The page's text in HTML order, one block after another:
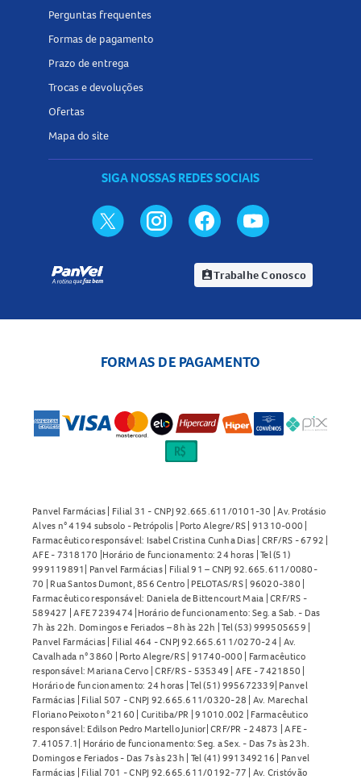
Perguntas frequentes
Formas de pagamento
Prazo de entrega
Trocas e devoluções
Ofertas
Mapa do site
SIGA NOSSAS REDES SOCIAIS
assignment_indTrabalhe Conosco
FORMAS DE PAGAMENTO
Panvel Farmácias | Filial 31 - CNPJ 92.665.611/0101-30 | Av. Protásio
Alves n° 4194 subsolo - Petrópolis | Porto Alegre/RS | 91310-000 |
Farmacêutico responsável: Isabel Cristina Cunha Dias | CRF/RS - 6792 |
AFE - 7318170 |Horário de funcionamento: 24 horas | Tel (51)
999119891| Panvel Farmácias | Filial 91 – CNPJ 92.665.611/0080-
70 | Rua Santos Dumont, 856 Centro | PELOTAS/RS | 96020-380 |
Farmacêutico responsável: Daniela de Bittencourt Maia | CRF/RS -
589427 | AFE 7239474 |Horário de funcionamento: Seg. a Sab. - Das
7h às 22h. Domingos e Feriados – 8h às 22h | Tel (53) 999505659 |
Panvel Farmácias | Filial 464 - CNPJ 92.665.611/0270-24 | Av.
Cavalhada n° 3860 | Porto Alegre/RS | 91740-000 | Farmacêutico
responsável: Mariana Cervo | CRF/RS - 535349 | AFE - 7421850 |
Horário de funcionamento: 24 horas | Tel (51) 995672339| Panvel
Farmácias | Filial 507 - CNPJ 92.665.611/0320-28 | Av. Marechal
Floriano Peixoto n° 2160 | Curitiba/PR | 91010.002 | Farmacêutico
responsável: Edilson Pedro Martello Junior| CRF/PR - 24873 | AFE -
7.41057.1| Horário de funcionamento: Seg. a Sex. - Das 7s às 23h.
Domingos e Feriados - Das 7s às 23h | Tel (41) 991349216 | Panvel
Farmácias | Filial 701 - CNPJ 92.665.611/0192-77 | Av. Cristóvão